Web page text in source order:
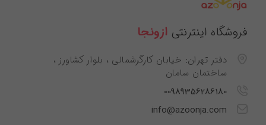
فروشگاه اینترنتی ازونجا
دفتر تهران: خیابان کارگرشمالی ، بلوار کشاورز ،
ساختمان سامان
00989356286180
info@azoonja.com